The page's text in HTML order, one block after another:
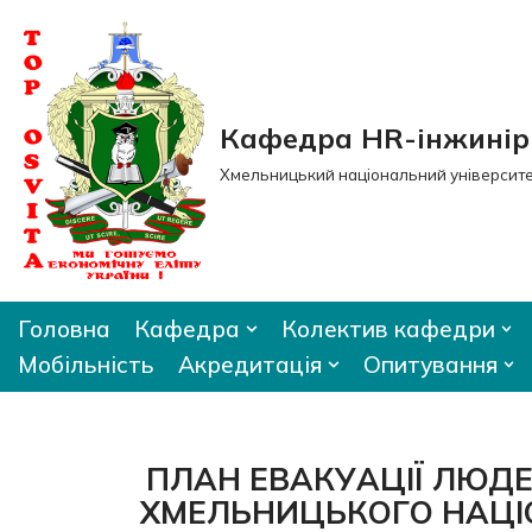
Перейти
до
вмісту
Кафедра HR-
Хмельницький національний
Головна Кафедра
Колектив кафедри
Мобільність
Акредитація Опитування
ПЛАН ЕВАКУАЦІЇ
ХМЕЛЬНИЦЬКОГО